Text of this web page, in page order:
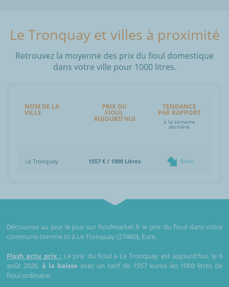
Le Tronquay et villes à proximité
Retrouvez la moyenne des prix du fioul domestique
dans votre ville pour 1000 litres.
NOM DE LA
VILLE
PRIX DU
FIOUL
AUJOURD'HUI
TENDANCE
PAR RAPPORT
à la semaine
dernière
Le Tronquay 1557 € / 1000 Litres Baisse
Découvrez au jour le jour sur fioulmarket.fr le prix du fioul dans votre
commune comme ici à Le Tronquay (27480), Eure.
Flash actu prix : Le prix du fioul à Le Tronquay est aujourd'hui, le 6
août 2026,à la baisse avec un tarif de 1557 euros les 1000 litres de
fioul ordinaire.